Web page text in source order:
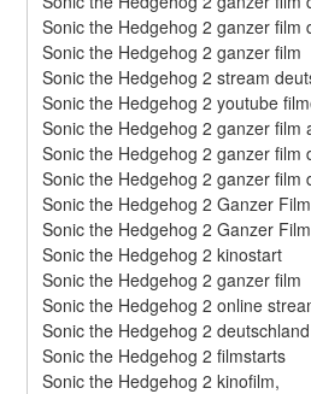
Sonic the Hedgehog 2 ganzer film
Sonic the Hedgehog 2 ganzer film
Sonic the Hedgehog 2 stream
Sonic the Hedgehog 2 youtube
Sonic the Hedgehog 2 ganzer film
Sonic the Hedgehog 2 ganzer film
Sonic the Hedgehog 2 ganzer film
Sonic the Hedgehog 2 Ganzer
Sonic the Hedgehog 2 Ganzer
Sonic the Hedgehog 2 kinostart
Sonic the Hedgehog 2 ganzer film
Sonic the Hedgehog 2 online
Sonic the Hedgehog 2 deutschland
Sonic the Hedgehog 2 filmstarts
Sonic the Hedgehog 2 kinofilm,